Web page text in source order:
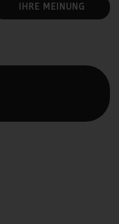
IHRE MEINUNG